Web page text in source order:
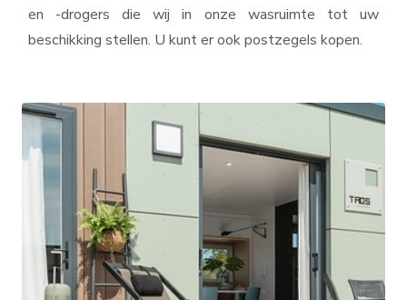
en -drogers die wij in onze wasruimte tot uw
beschikking stellen. U kunt er ook postzegels kopen.